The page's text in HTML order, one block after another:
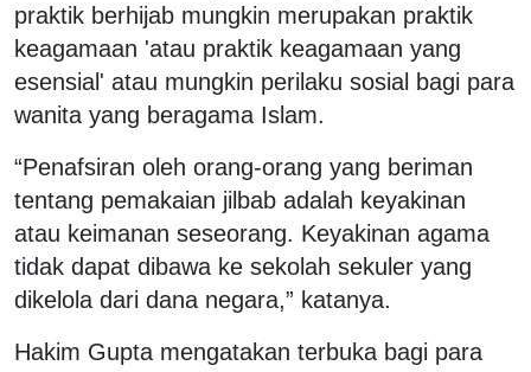
praktik berhijab mungkin merupakan praktik
keagamaan 'atau praktik keagamaan yang
esensial' atau mungkin perilaku sosial bagi para
wanita yang beragama Islam.
“Penafsiran oleh orang-orang yang beriman
tentang pemakaian jilbab adalah keyakinan
atau keimanan seseorang. Keyakinan agama
tidak dapat dibawa ke sekolah sekuler yang
dikelola dari dana negara,” katanya.
Hakim Gupta mengatakan terbuka bagi para